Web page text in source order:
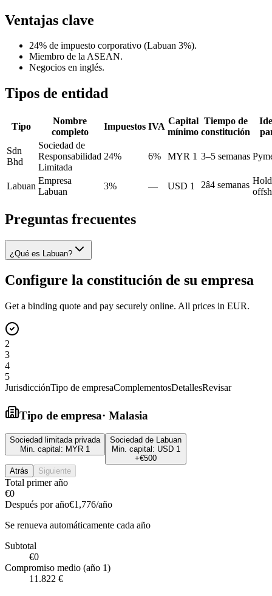
Ventajas clave
24% de impuesto corporativo (Labuan 3%).
Miembro de la ASEAN.
Negocios en inglés.
Tipos de entidad
Tipo
Nombre
completo
Impuestos IVA
Capital
mínimo
Tiempo de
constitución
Sdn
Bhd
Sociedad de
Responsabilidad
Limitada
24% 6% MYR 1 3–5 semanas
Labuan
Empresa
Labuan
3% — USD 1 2â4 semanas
Preguntas frecuentes
¿Qué es Labuan?
Configure la constitución de su empresa
Get a binding quote and pay securely online. All prices in EUR.
2
3
4
5
JurisdicciónTipo de empresaComplementosDetallesRevisar
Tipo de empresa· Malasia
Sociedad limitada privada
Min. capital: MYR 1
Sociedad de Labuan
Min. capital: USD 1
+€500
Atrás
Siguiente
Total primer año
€0
Después por año€1,776/año
Se renueva automáticamente cada año
Subtotal
€0
Compromiso medio (año 1)
11.822 €